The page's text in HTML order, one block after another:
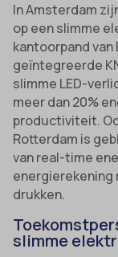
In Amsterdam
op een slimme
kantoorpand
geïntegreerde
slimme LED-
meer dan 20%
productiviteit.
Rotterdam is
van real-time
energierekening
drukken.
slimme